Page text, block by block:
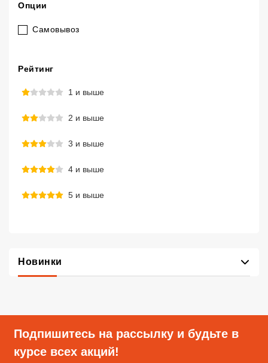
Опции
Самовывоз
Рейтинг
1 и выше
2 и выше
3 и выше
4 и выше
5 и выше
Новинки
Подпишитесь на рассылку и будьте в
курсе всех акций!